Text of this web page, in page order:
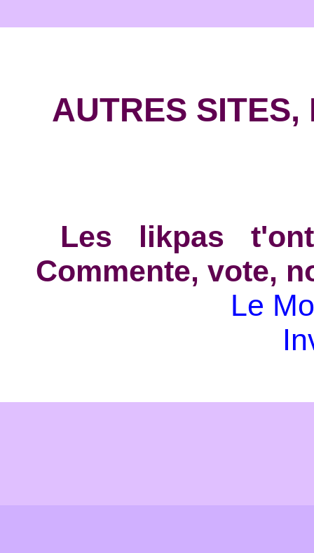
AUTRES
Les likpas
Commente, vote,
Le